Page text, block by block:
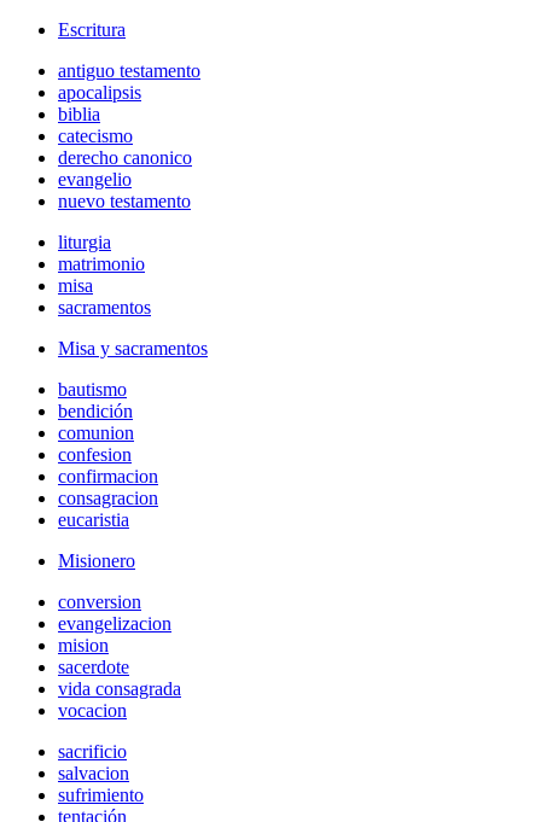
Escritura
antiguo testamento
apocalipsis
biblia
catecismo
derecho canonico
evangelio
nuevo testamento
liturgia
matrimonio
misa
sacramentos
Misa y sacramentos
bautismo
bendición
comunion
confesion
confirmacion
consagracion
eucaristia
Misionero
conversion
evangelizacion
mision
sacerdote
vida consagrada
vocacion
sacrificio
salvacion
sufrimiento
tentación